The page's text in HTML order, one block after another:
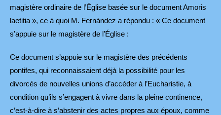
magistère ordinaire de l’Église basée sur le document Amoris
laetitia », ce à quoi M. Fernández a répondu : « Ce document
s’appuie sur le magistère de l’Église :
Ce document s’appuie sur le magistère des précédents
pontifes, qui reconnaissaient déjà la possibilité pour les
divorcés de nouvelles unions d’accéder à l’Eucharistie, à
condition qu’ils s’engagent à vivre dans la pleine continence,
c’est-à-dire à s’abstenir des actes propres aux époux, comme